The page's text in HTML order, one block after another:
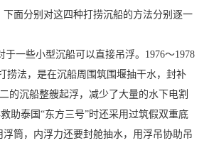
面分别对这四种打捞沉船的方法分别逐一
一些小型沉船可以直接吊浮。1976～1978
捞法，是在沉船周围筑围堰抽干水，封补
的沉船整艘起浮，减少了大量的水下电割
助泰国“东方三号”时还采用过筑假双重底
筒，内浮力还要封舱抽水，用浮吊协助吊